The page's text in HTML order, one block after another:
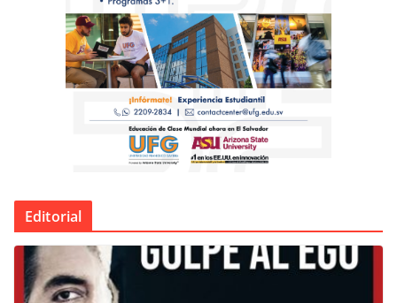
Editorial